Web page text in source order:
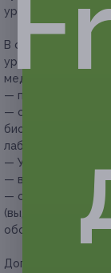
урологического
В стоимость
урологического
медицинские
— прием и осмотр
— сдача (забор)
биоматериала в
лабораторных
— УЗИ почек,
— выдача
— составление
(выдача
обследования).
Дополнительное